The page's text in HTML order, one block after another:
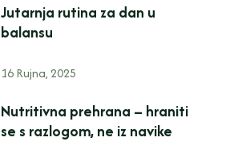
Jutarnja rutina za dan u
balansu
16 Rujna, 2025
Nutritivna prehrana – hraniti
se s razlogom, ne iz navike